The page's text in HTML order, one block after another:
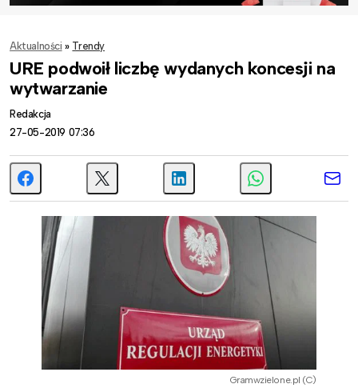
Aktualności » Trendy
URE podwoił liczbę wydanych koncesji na
wytwarzanie
Redakcja
27-05-2019 07:36
Gramwzielone.pl (C)